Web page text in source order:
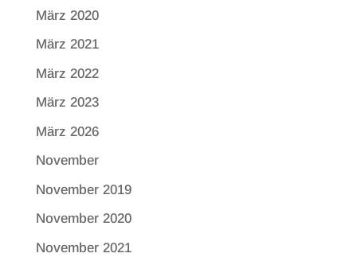
März 2020
März 2021
März 2022
März 2023
März 2026
November
November 2019
November 2020
November 2021